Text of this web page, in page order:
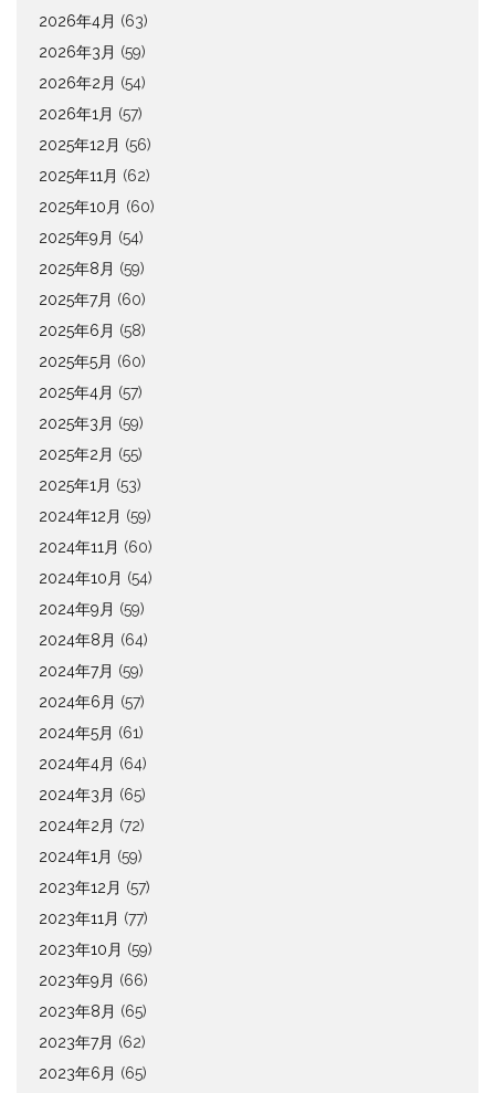
2026年4月 (63)
2026年3月 (59)
2026年2月 (54)
2026年1月 (57)
2025年12月 (56)
2025年11月 (62)
2025年10月 (60)
2025年9月 (54)
2025年8月 (59)
2025年7月 (60)
2025年6月 (58)
2025年5月 (60)
2025年4月 (57)
2025年3月 (59)
2025年2月 (55)
2025年1月 (53)
2024年12月 (59)
2024年11月 (60)
2024年10月 (54)
2024年9月 (59)
2024年8月 (64)
2024年7月 (59)
2024年6月 (57)
2024年5月 (61)
2024年4月 (64)
2024年3月 (65)
2024年2月 (72)
2024年1月 (59)
2023年12月 (57)
2023年11月 (77)
2023年10月 (59)
2023年9月 (66)
2023年8月 (65)
2023年7月 (62)
2023年6月 (65)